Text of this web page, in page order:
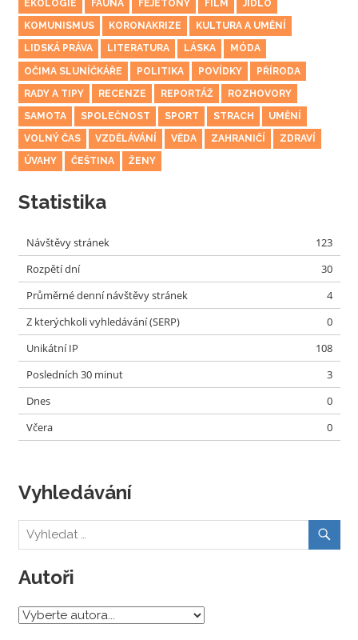
EKOLOGIE FAUNA FEJETONY FILM JÍDLO
KOMUNISMUS KORONAKRIZE KULTURA A UMĚNÍ
LIDSKÁ PRÁVA LITERATURA LÁSKA MÓDA
OČIMA SLUNÍČKÁŘE POLITIKA POVÍDKY PŘÍRODA
RADY A TIPY RECENZE REPORTÁŽ ROZHOVORY
SAMOTA SPOLEČNOST SPORT STRACH UMĚNÍ
VOLNÝ ČAS VZDĚLÁVÁNÍ VĚDA ZAHRANIČÍ ZDRAVÍ
ÚVAHY ČEŠTINA ŽENY
Statistika
Návštěvy stránek
123
Rozpětí dní
30
Průměrné denní návštěvy stránek
4
Z kterýchkoli vyhledávání (SERP)
0
Unikátní IP
108
Posledních 30 minut
3
Dnes
0
Včera
0
Vyhledávání
Autoři